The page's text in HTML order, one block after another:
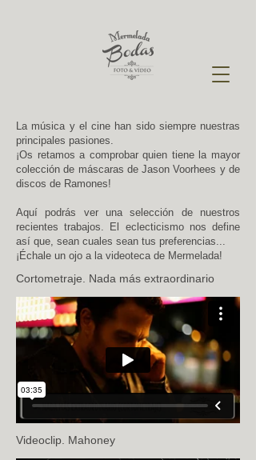
La música y el cine han sido siempre nuestras
principales pasiones.
¡Os retamos a comprobar quien tiene la mayor
colección de máscaras de Jason Voorhees y de
discos de Ramones!
Aquí podrás ver una selección de nuestros
recientes trabajos. El eclecticismo nos define
así que, sean cuales sean tus preferencias...
¡Échale un ojo a la videoteca de Mermelada!
Cortometraje. Nada más extraordinario
Videoclip. Mahoney